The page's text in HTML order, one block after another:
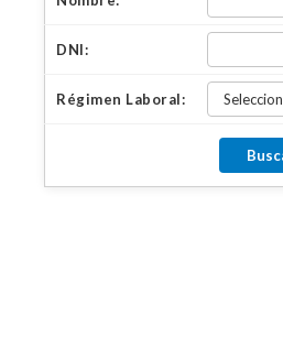
DNI:
Régimen Laboral: